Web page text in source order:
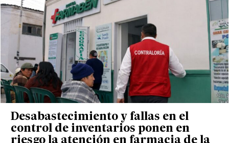
Desabastecimiento y fallas en el
control de inventarios ponen en
riesgo la atención en farmacia de la